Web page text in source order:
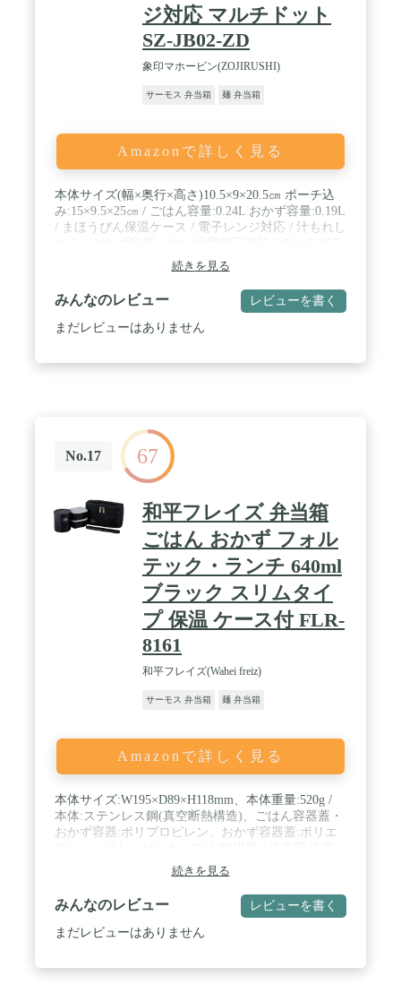
ジ対応 マルチドット
SZ-JB02-ZD
象印マホービン(ZOJIRUSHI)
サーモス 弁当箱 麺 弁当箱
Amazonで詳しく見る
本体サイズ(幅×奥行×高さ)10.5×9×20.5㎝ ポーチ込
み:15×9.5×25㎝ / ごはん容量:0.24L おかず容量:0.19L
/ まほうびん保温ケース / 電子レンジ対応 / 汁もれし
ンチョンマットになる / タテ型スリムタイプ / はし
続きを見る
みんなのレビュー レビューを書く
まだレビューはありません
No.17 67
和平フレイズ 弁当箱
ごはん おかず フォル
テック・ランチ 640ml
ブラック スリムタイ
プ 保温 ケース付 FLR-
8161
和平フレイズ(Wahei freiz)
サーモス 弁当箱 麺 弁当箱
Amazonで詳しく見る
本体サイズ:W195×D89×H118mm、本体重量:520g /
本体:ステンレス鋼(真空断熱構造)、ごはん容器蓋・
おかず容器:ポリプロピレン、おかず容器蓋:ポリエ
セット内容:ごはん容器(240ml)、おかず容器
(200ml×2)、はし、はしケース、ポーチ
続きを見る
みんなのレビュー レビューを書く
まだレビューはありません